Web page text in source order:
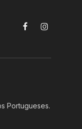
FacebookInstagram
Portugueses.